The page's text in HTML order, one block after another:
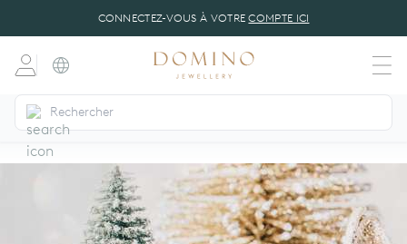
CONNECTEZ-VOUS À VOTRECOMPTE ICI